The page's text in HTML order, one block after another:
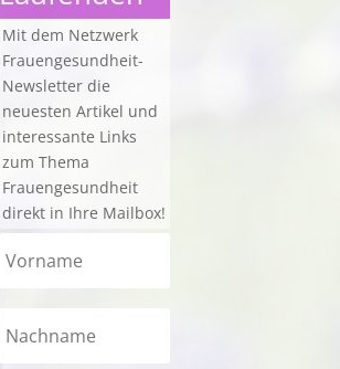
Mit dem Netzwerk
Frauengesundheit-
Newsletter die
neuesten Artikel und
interessante Links
zum Thema
Frauengesundheit
direkt in Ihre Mailbox!